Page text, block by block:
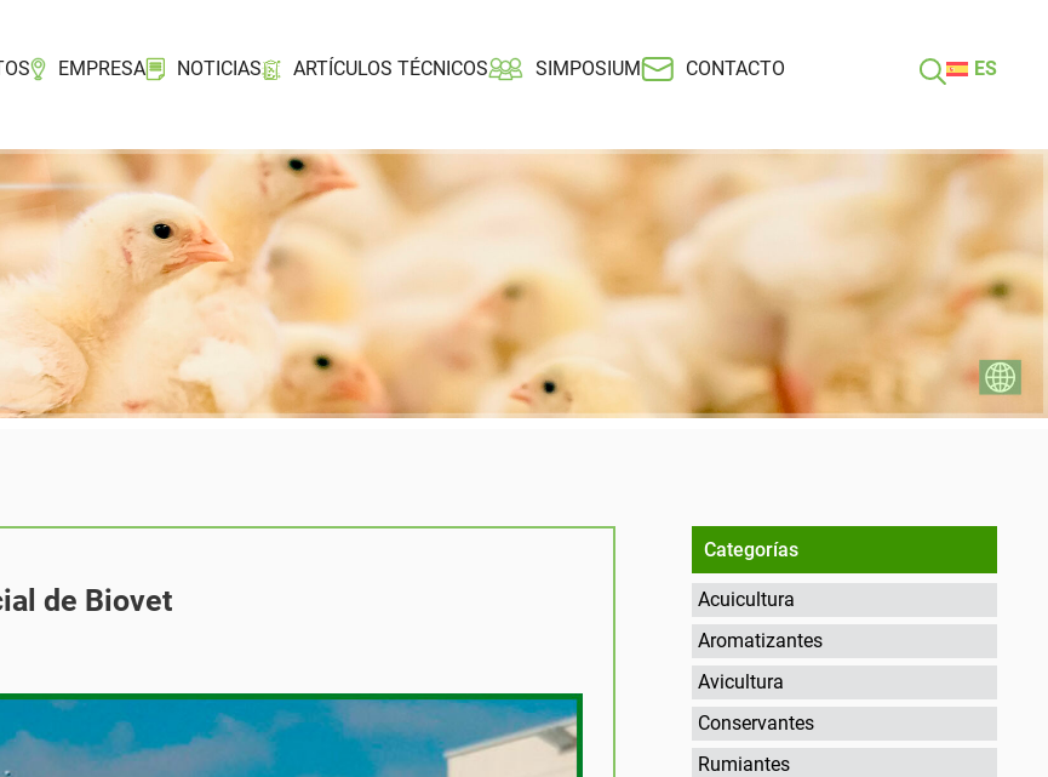
EMPRESA NOTICIAS ARTÍCULOS TÉCNICOS SIMPOSIUM CONTACTO ES
de Biovet
Categorías
Acuicultura
Aromatizantes
Avicultura
Conservantes
Rumiantes